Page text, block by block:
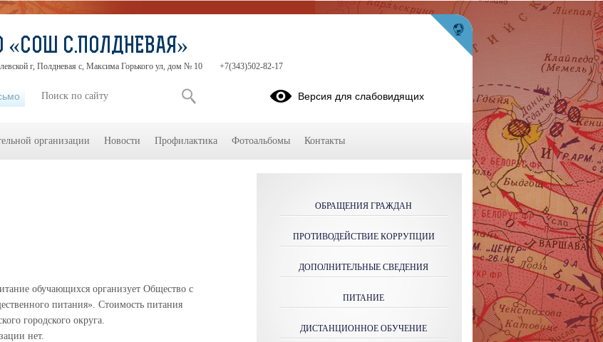
обучающихся организует Общество с
питания». Стоимость питания
городского округа.
нет.
ОБРАЩЕНИЯ ГРАЖДАН
ПРОТИВОДЕЙСТВИЕ КОРРУПЦИИ
ДОПОЛНИТЕЛЬНЫЕ СВЕДЕНИЯ
ПИТАНИЕ
ДИСТАНЦИОННОЕ ОБУЧЕНИЕ
«СОШ С.ПОЛДНЕВАЯ»
г, Полдневая с, Максима Горького ул, дом № 10 +7(343)502-82-17
Версия для слабовидящих
организации Новости Профилактика Фотоальбомы Контакты